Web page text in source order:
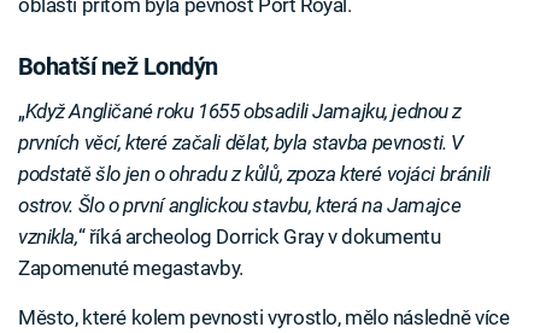
oblasti přitom byla pevnost Port Royal.
Bohatší než Londýn
„Když Angličané roku 1655 obsadili Jamajku, jednou z
prvních věcí, které začali dělat, byla stavba pevnosti. V
podstatě šlo jen o ohradu z kůlů, zpoza které vojáci bránili
ostrov. Šlo o první anglickou stavbu, která na Jamajce
vznikla,“ říká archeolog Dorrick Gray v dokumentu
Zapomenuté megastavby.
Město, které kolem pevnosti vyrostlo, mělo následně více